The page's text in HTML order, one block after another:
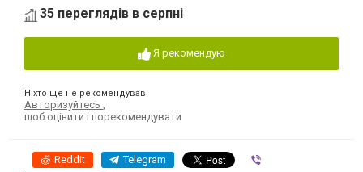
35 переглядів в серпні
Я рекомендую
Ніхто ще не рекомендував
Авторизуйтесь
щоб оцінити і порекомендувати
Reddit Telegram